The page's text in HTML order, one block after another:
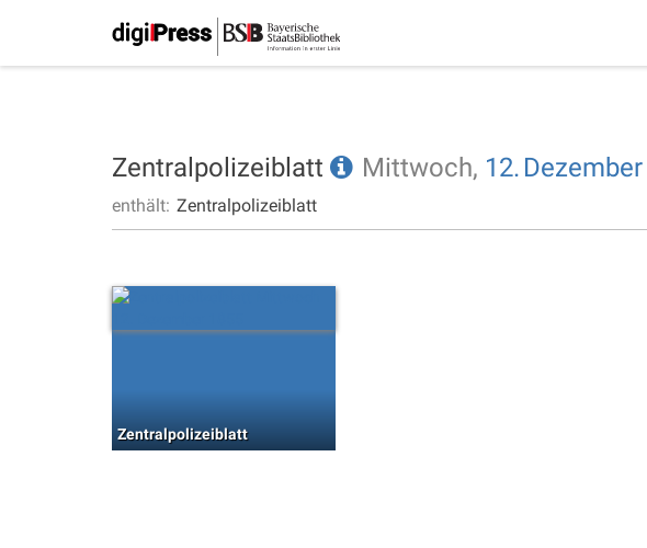
Zentralpolizeiblatt Mittwoch, 12. Dezember
enthält: Zentralpolizeiblatt
Zentralpolizeiblatt